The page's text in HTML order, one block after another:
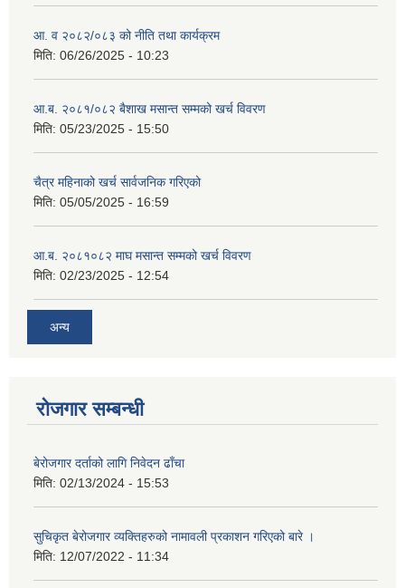
आ. व २०८२/०८३ को नीति तथा कार्यक्रम
मिति: 06/26/2025 - 10:23
आ.ब. २०८१/०८२ बैशाख मसान्त सम्मको खर्च विवरण
मिति: 05/23/2025 - 15:50
चैत्र महिनाको खर्च सार्वजनिक गरिएको
मिति: 05/05/2025 - 16:59
आ.ब. २०८१०८२ माघ मसान्त सम्मको खर्च विवरण
मिति: 02/23/2025 - 12:54
अन्य
रोजगार सम्बन्धी
बेरोजगार दर्ताको लागि निवेदन ढाँचा
मिति: 02/13/2024 - 15:53
सुचिकृत बेरोजगार व्यक्तिहरुको नामावली प्रकाशन गरिएको बारे ।
मिति: 12/07/2022 - 11:34